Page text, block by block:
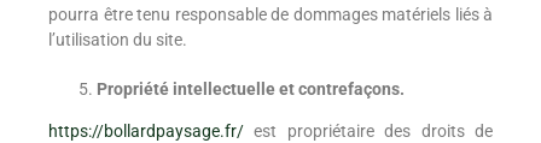
pourra être tenu responsable de dommages matériels liés à
l’utilisation du site.
Propriété intellectuelle et contrefaçons.
https://bollardpaysage.fr/ est propriétaire des droits de